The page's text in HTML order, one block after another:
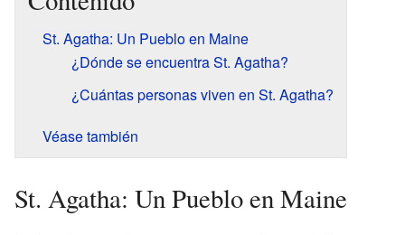
St. Agatha: Un Pueblo en Maine
¿Dónde se encuentra St. Agatha?
¿Cuántas personas viven en St. Agatha?
Véase también
St. Agatha: Un Pueblo en Maine